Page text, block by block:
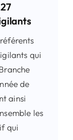
qui
de
ainsi
les
qui